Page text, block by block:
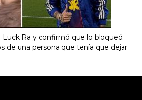
Luck Ra y confirmó que lo bloqueó:
de una persona que tenía que dejar